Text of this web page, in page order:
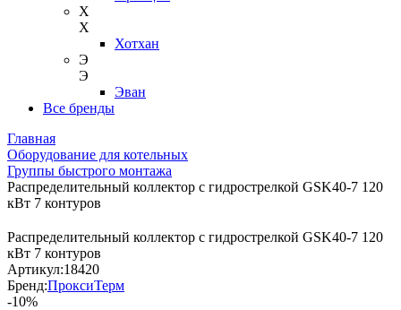
Х
Х
Хотхан
Э
Э
Эван
Все бренды
Главная
Оборудование для котельных
Группы быстрого монтажа
Распределительный коллектор с гидрострелкой GSK40-7 120
кВт 7 контуров
Распределительный коллектор с гидрострелкой GSK40-7 120
кВт 7 контуров
Артикул:18420
Бренд:ПроксиТерм
-10%